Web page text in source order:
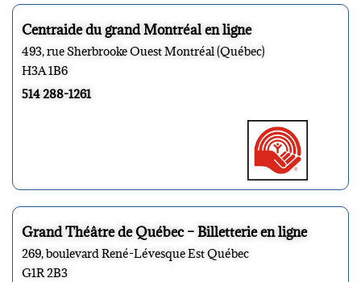
Centraide du grand Montréal en ligne
493, rue Sherbrooke Ouest Montréal (Québec)
H3A 1B6
514 288-1261
Grand Théâtre de Québec – Billetterie en ligne
269, boulevard René-Lévesque Est Québec
G1R 2B3